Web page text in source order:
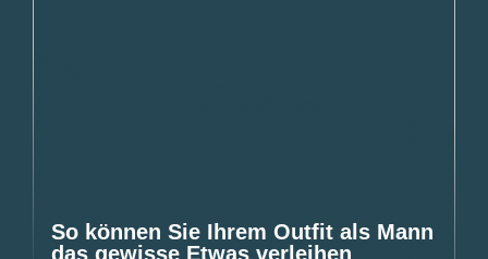
So können Sie Ihrem Outfit als Mann
das gewisse Etwas verleihen